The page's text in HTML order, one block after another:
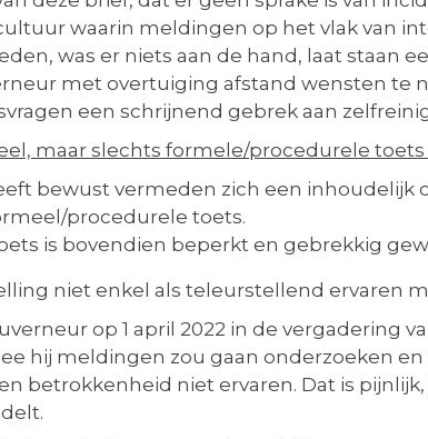
waarin meldingen op het vlak van
was er niets aan de hand, laat staan
met overtuiging afstand wensten
een schrijnend gebrek aan
maar slechts formele/procedurele toets
bewust vermeden zich een
procedurele toets.
is bovendien beperkt en gebrekkig
niet enkel als teleurstellend ervaren
op 1 april 2022 in de vergadering
hij meldingen zou gaan onderzoeken
betrokkenheid niet ervaren. Dat is